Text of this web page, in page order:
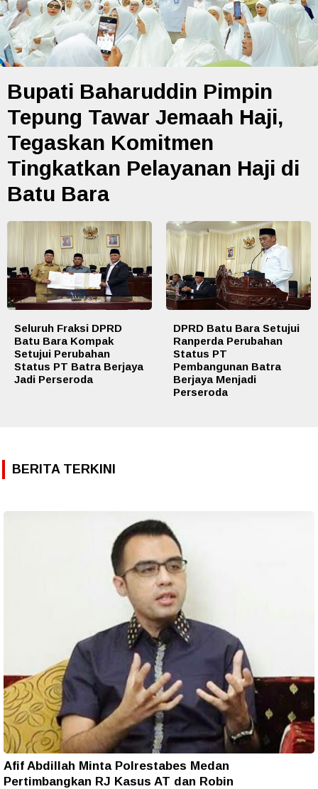
Bupati Baharuddin Pimpin
Tepung Tawar Jemaah Haji,
Tegaskan Komitmen
Tingkatkan Pelayanan Haji di
Batu Bara
Seluruh Fraksi DPRD
Batu Bara Kompak
Setujui Perubahan
Status PT Batra Berjaya
Jadi Perseroda
DPRD Batu Bara Setujui
Ranperda Perubahan
Status PT
Pembangunan Batra
Berjaya Menjadi
Perseroda
BERITA TERKINI
Afif Abdillah Minta Polrestabes Medan
Pertimbangkan RJ Kasus AT dan Robin